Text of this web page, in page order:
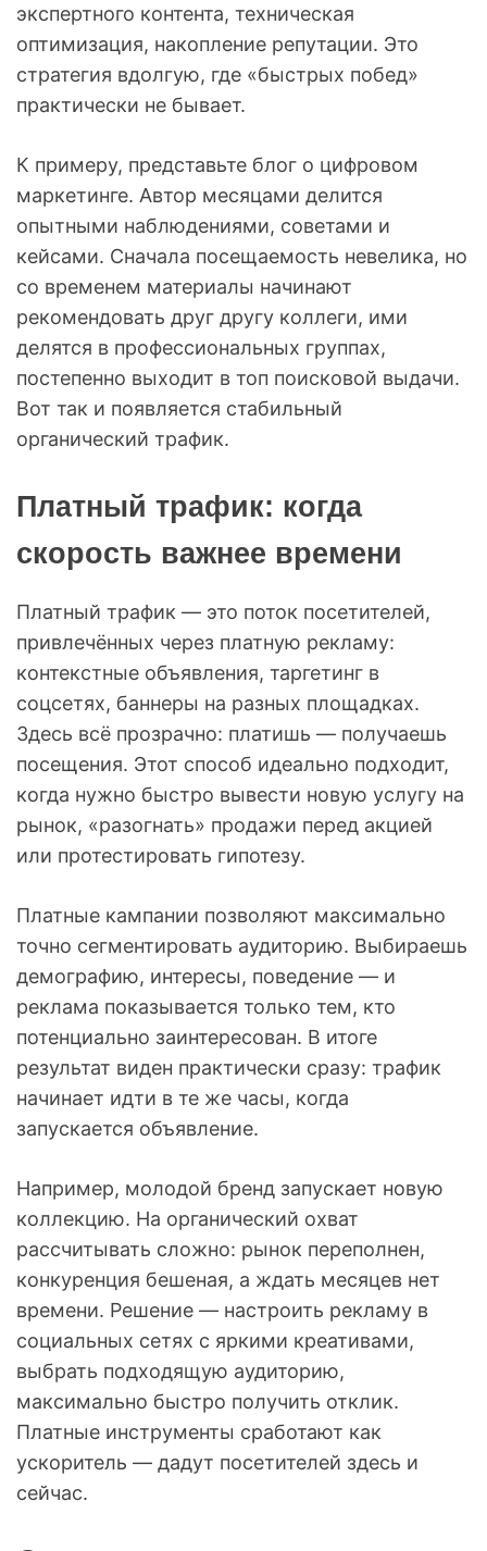
экспертного контента, техническая
оптимизация, накопление репутации. Это
стратегия вдолгую, где «быстрых побед»
практически не бывает.
К примеру, представьте блог о цифровом
маркетинге. Автор месяцами делится
опытными наблюдениями, советами и
кейсами. Сначала посещаемость невелика, но
со временем материалы начинают
рекомендовать друг другу коллеги, ими
делятся в профессиональных группах,
постепенно выходит в топ поисковой выдачи.
Вот так и появляется стабильный
органический трафик.
Платный трафик: когда
скорость важнее времени
Платный трафик — это поток посетителей,
привлечённых через платную рекламу:
контекстные объявления, таргетинг в
соцсетях, баннеры на разных площадках.
Здесь всё прозрачно: платишь — получаешь
посещения. Этот способ идеально подходит,
когда нужно быстро вывести новую услугу на
рынок, «разогнать» продажи перед акцией
или протестировать гипотезу.
Платные кампании позволяют максимально
точно сегментировать аудиторию. Выбираешь
демографию, интересы, поведение — и
реклама показывается только тем, кто
потенциально заинтересован. В итоге
результат виден практически сразу: трафик
начинает идти в те же часы, когда
запускается объявление.
Например, молодой бренд запускает новую
коллекцию. На органический охват
рассчитывать сложно: рынок переполнен,
конкуренция бешеная, а ждать месяцев нет
времени. Решение — настроить рекламу в
социальных сетях с яркими креативами,
выбрать подходящую аудиторию,
максимально быстро получить отклик.
Платные инструменты сработают как
ускоритель — дадут посетителей здесь и
сейчас.